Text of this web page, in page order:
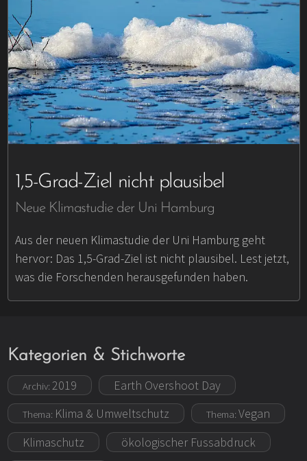
1,5-Grad-Ziel nicht plausibel
Neue Klimastudie der Uni Hamburg
Aus der neuen Klimastudie der Uni Hamburg geht
hervor: Das 1,5-Grad-Ziel ist nicht plausibel. Lest jetzt,
was die Forschenden herausgefunden haben.
Kategorien & Stichworte
Archiv: 2019 Earth Overshoot Day
Thema: Klima & Umweltschutz Thema: Vegan
Klimaschutz
ökologischer Fussabdruck